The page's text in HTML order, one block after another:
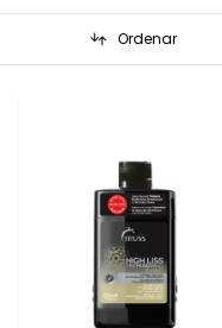
Ordenar